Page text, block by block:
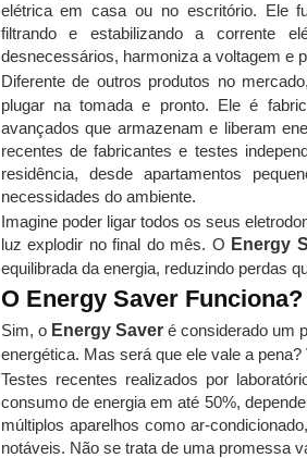
elétrica em casa ou no escritório. Ele
filtrando e estabilizando a corrente
desnecessários, harmoniza a voltagem e
Diferente de outros produtos no
plugar na tomada e pronto. Ele é
avançados que armazenam e liberam
recentes de fabricantes e testes
residência, desde apartamentos
necessidades do ambiente.
Imagine poder ligar todos os seus
luz explodir no final do mês. O Energy
equilibrada da energia, reduzindo perdas
O Energy Saver
Sim, o Energy Saveré considerado um
energética. Mas será que ele vale a
Testes recentes realizados por
consumo de energia em até 50%,
múltiplos aparelhos como ar-
notáveis. Não se trata de uma promessa